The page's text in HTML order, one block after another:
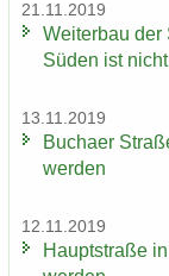
21.11.2019
Wei­ter­bau der
Süden ist
13.11.2019
Bu­ch­a­er
wer­den
12.11.2019
Haupt­stra­ße